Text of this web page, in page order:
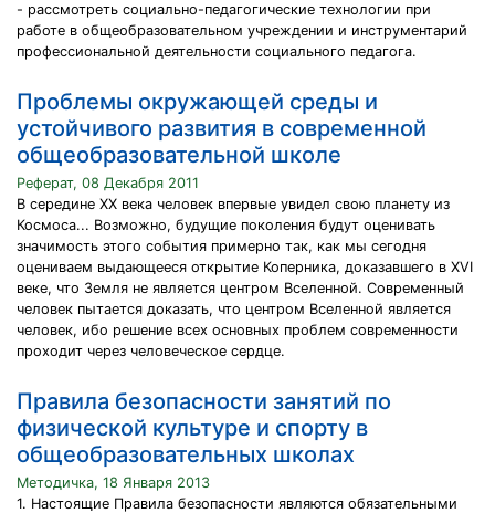
- рассмотреть социально-педагогические технологии при
работе в общеобразовательном учреждении и инструментарий
профессиональной деятельности социального педагога.
Проблемы окружающей среды и
устойчивого развития в современной
общеобразовательной школе
Реферат, 08 Декабря 2011
В середине ХХ века человек впервые увидел свою планету из
Космоса... Возможно, будущие поколения будут оценивать
значимость этого события примерно так, как мы сегодня
оцениваем выдающееся открытие Коперника, доказавшего в XVI
веке, что Земля не является центром Вселенной. Современный
человек пытается доказать, что центром Вселенной является
человек, ибо решение всех основных проблем современности
проходит через человеческое сердце.
Правила безопасности занятий по
физической культуре и спорту в
общеобразовательных школах
Методичка, 18 Января 2013
1. Настоящие Правила безопасности являются обязательными